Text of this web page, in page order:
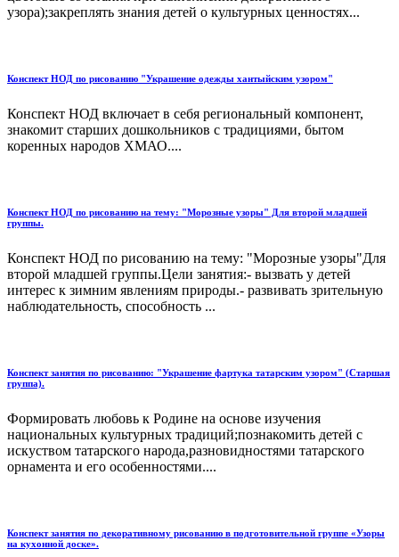
узора);закреплять знания детей о культурных ценностях...
Конспект НОД по рисованию "Украшение одежды хантыйским узором"
Конспект НОД включает в себя региональный компонент,
знакомит старших дошкольников с традициями, бытом
коренных народов ХМАО....
Конспект НОД по рисованию на тему: "Морозные узоры" Для второй младшей
группы.
Конспект НОД по рисованию на тему: "Морозные узоры"Для
второй младшей группы.Цели занятия:- вызвать у детей
интерес к зимним явлениям природы.- развивать зрительную
наблюдательность, способность ...
Конспект занятия по рисованию: "Украшение фартука татарским узором" (Старшая
группа).
Формировать любовь к Родине на основе изучения
национальных культурных традиций;познакомить детей с
искуством татарского народа,разновидностями татарского
орнамента и его особенностями....
Конспект занятия по декоративному рисованию в подготовительной группе «Узоры
на кухонной доске».